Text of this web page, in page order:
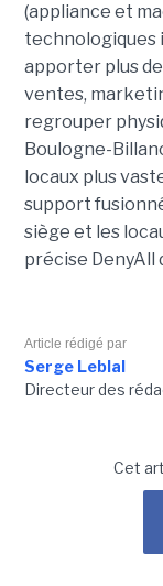
(appliance et
technologiques
apporter plus
ventes,
regrouper
Boulogne-
locaux plus
support
siège et les
précise DenyAll
Article rédigé par
Serge Leblal
Directeur des
Cet